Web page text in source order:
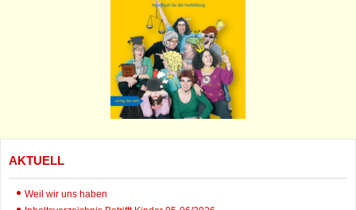
AKTUELL
Weil wir uns haben